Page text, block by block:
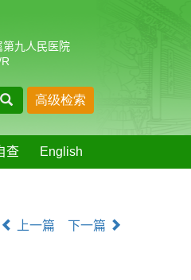
第九人民医院
查 English
上一篇 下一篇